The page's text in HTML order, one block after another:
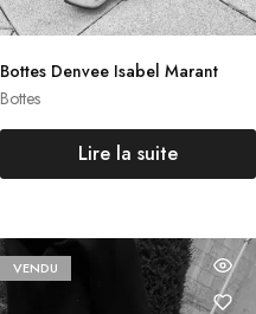
Bottes
Bottes Denvee Isabel Marant
Lire la suite
VENDU